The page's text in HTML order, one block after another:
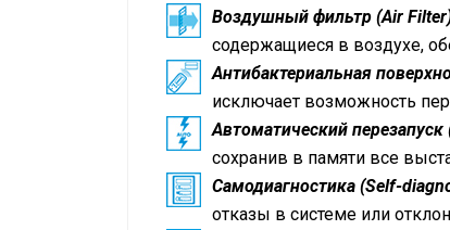
Воздушный фильтр (Air
содержащиеся в воздухе,
Антибактериальная
исключает возможность
Автоматический перезапуск
сохранив в памяти все
Самодиагностика (Self-
отказы в системе или